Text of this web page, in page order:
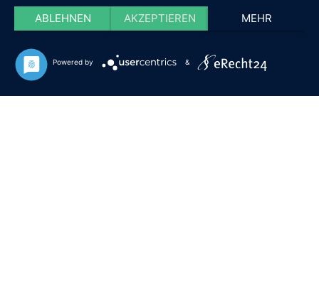
ABLEHNEN AKZEPTIEREN MEHR
Powered by &